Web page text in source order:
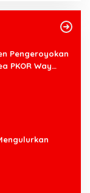
Pengeroyokan
PKOR Way